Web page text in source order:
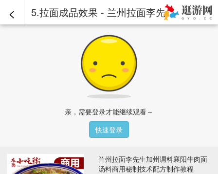
< 5.拉面成品效果 - 兰州拉面李先生加州调料襄阳牛肉面汤料商用秘制技术配方制作教程
亲，需要登录才能继续观看～
快速登录
兰州拉面李先生加州调料襄阳牛肉面
汤料商用秘制技术配方制作教程